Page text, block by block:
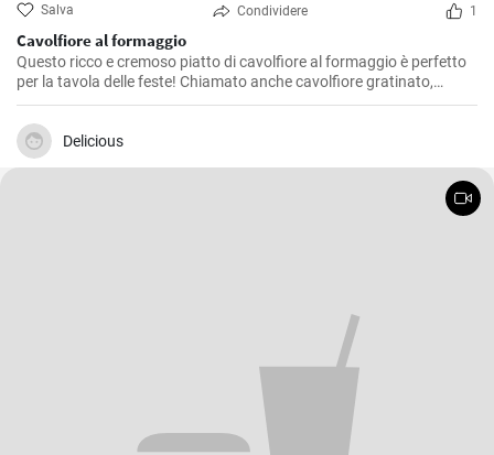
Salva Condividere 1
Cavolfiore al formaggio
Questo ricco e cremoso piatto di cavolfiore al formaggio è perfetto
per la tavola delle feste! Chiamato anche cavolfiore gratinato,
questo piatto inizia con cavolfiore arrostito, inzuppato in una salsa
di formaggio al vino bianco e condito con rosmarino e pangrattato
croccante.Delicious